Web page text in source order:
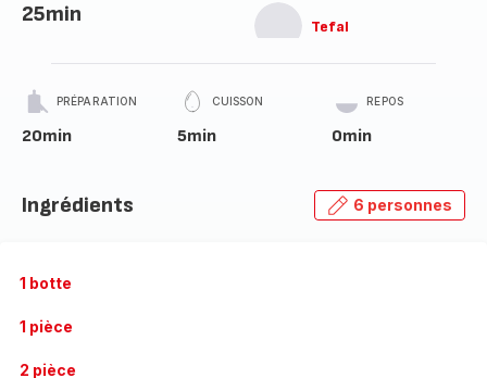
25min Tefal
PRÉPARATION
20min
CUISSON
5min
REPOS
0min
Ingrédients 6 personnes
1 botte
1 pièce
2 pièce